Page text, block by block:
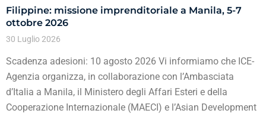
Filippine: missione imprenditoriale a Manila, 5-7
ottobre 2026
30 Luglio 2026
Scadenza adesioni: 10 agosto 2026 Vi informiamo che ICE-
Agenzia organizza, in collaborazione con l’Ambasciata
d’Italia a Manila, il Ministero degli Affari Esteri e della
Cooperazione Internazionale (MAECI) e l’Asian Development